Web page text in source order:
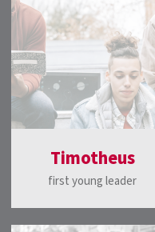
Timotheus
first young leader